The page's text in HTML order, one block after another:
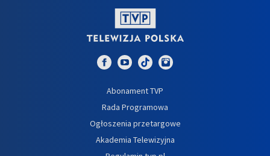
Abonament TVP
Rada Programowa
Ogłoszenia przetargowe
Akademia Telewizyjna